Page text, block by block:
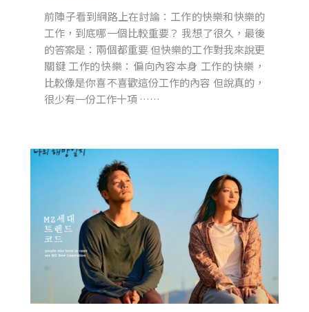
前陣子看到網路上在討論：工作的快樂和快樂的
工作，到底哪一個比較重要？ 我想了很久，最後
的答案是：兩個都重要 但快樂的工作對我來說更
關鍵 工作的快樂：偏向內容本身 工作的快樂，
比較像是你喜不喜歡這份工作的內容 但說真的，
很少有一份工作十項 ……